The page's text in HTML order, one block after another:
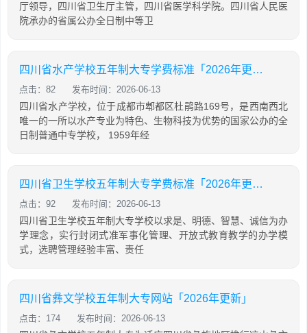
厅领导，四川省卫生厅主管，四川省医学科学院。四川省人民医
院承办的省属公办全日制中等卫
四川省水产学校五年制大专学费标准「2026年更新」
点击：82 发布时间：2026-06-13
四川省水产学校，位于成都市郫都区杜鹃路169号，是西南西北
唯一的一所以水产专业为特色、生物科技为优势的国家公办的全
日制普通中专学校， 1959年经
四川省卫生学校五年制大专学费标准「2026年更新」
点击：92 发布时间：2026-06-13
四川省卫生学校五年制大专学校以求是、明德、智慧、诚信为办
学理念，实行封闭式准军事化管理、开放式教育教学的办学模
式，选聘管理经验丰富、责任
四川省彝文学校五年制大专网站「2026年更新」
点击：174 发布时间：2026-06-13